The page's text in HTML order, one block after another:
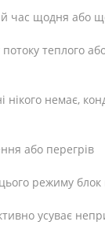
час щодня або
теплого
немає,
або перегрів
режиму
усуває